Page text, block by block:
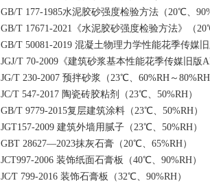
GB/T 177-1985水泥胶砂强度检验方法（20℃、
GB/T 17671-2021《水泥胶砂强度检验方法》（
GB/T 50081-2019 混凝土物理力学性能花季传媒旧版
JGJ/T 70-2009《建筑砂浆基本性能花季传媒旧版
JG/T 230-2007 预拌砂浆（23℃、60%RH～80%RH
JC/T 547-2017 陶瓷砖胶粘剂（23℃、50%RH）
GB/T 9779-2015复层建筑涂料（23℃、50%RH）
JGT157-2009 建筑外墙用腻子（23℃、50%RH）
GBT 28627—2023抹灰石膏（20℃、65%RH）
JCT997-2006 装饰纸面石膏板（40℃、90%RH）
JC∕T 799-2016 装饰石膏板（32℃、90%RH）